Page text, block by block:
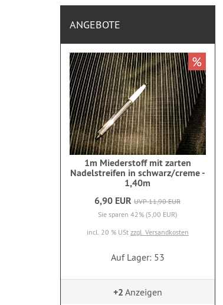
ANGEBOTE
1m Miederstoff mit zarten
Nadelstreifen in schwarz/creme -
1,40m
6,90 EUR UVP 11,90 EUR
Sie sparen 42% (5,00 EUR)
incl. 20 % USt zzgl. Versandkosten
Auf Lager: 53
%
+2 Anzeigen